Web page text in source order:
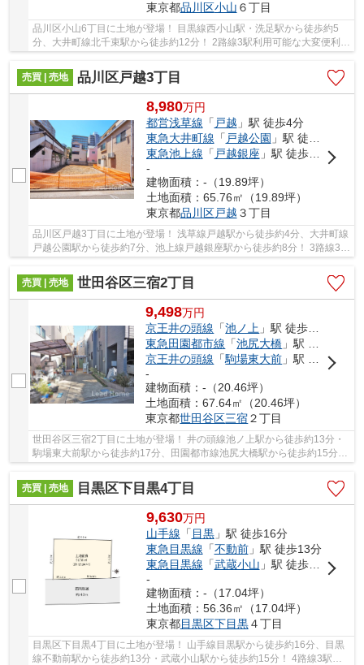
東京都品川区小山 ６丁目
品川区小山6丁目に土地が登場！ 目黒線西小山駅・洗足駅から徒歩約5
分、大井町線北千束駅から徒歩約12分！ 2路線3駅利用可能な大変便利な
売買 | 売地
品川区戸越3丁目
8,980万円
都営浅草線 「 戸越 」駅 徒歩4分
東急大井町線 「 戸越公園 」駅 徒歩7分
東急池上線 「 戸越銀座 」駅 徒歩8分
-
建物面積：-（19.89坪）
土地面積：65.76㎡（19.89坪）
東京都品川区戸越 ３丁目
品川区戸越3丁目に土地が登場！ 浅草線戸越駅から徒歩約4分、大井町線
戸越公園駅から徒歩約7分、池上線戸越銀座駅から徒歩約8分！ 3路線3駅
売買 | 売地
世田谷区三宿2丁目
9,498万円
京王井の頭線 「池ノ上 」駅 徒歩13分
東急田園都市線 「池尻大橋 」駅 徒歩15分
京王井の頭線 「駒場東大前 」駅 徒歩17分
-
建物面積：-（20.46坪）
土地面積：67.64㎡（20.46坪）
東京都世田谷区三宿２丁目
世田谷区三宿2丁目に土地が登場！ 井の頭線池ノ上駅から徒歩約13分・
駒場東大前駅から徒歩約17分、田園都市線池尻大橋駅から徒歩約15分！
2路線3駅利用可能な大変便利な立地に位置した...
売買 | 売地
目黒区下目黒4丁目
9,630万円
山手線 「 目黒」駅 徒歩16分
東急目黒線 「不動前」駅 徒歩13分
東急目黒線 「武蔵小山 」駅 徒歩15分
-
建物面積：-（17.04坪）
土地面積：56.36㎡（17.04坪）
東京都目黒区下目黒４丁目
目黒区下目黒4丁目に土地が登場！ 山手線目黒駅から徒歩約16分、目黒
線不動前駅から徒歩約13分・武蔵小山駅から徒歩約15分！ 4路線3駅利